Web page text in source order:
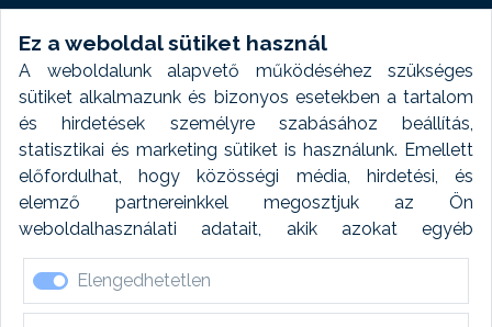
Ez a weboldal sütiket használ
A weboldalunk alapvető működéséhez szükséges
sütiket alkalmazunk és bizonyos esetekben a tartalom
és hirdetések személyre szabásához beállítás,
statisztikai és marketing sütiket is használunk. Emellett
előfordulhat, hogy közösségi média, hirdetési, és
elemző partnereinkkel megosztjuk az Ön
weboldalhasználati adatait, akik azokat egyéb
forrásokból gyűjtött adatokkal kombinálhatják. A sütik
elfogadásával kapcsolatosan naplózást végzünk és
ezen adatokat 6 hónap után automatikusan töröljük. A
Elengedhetetlen
Weboldal modul
Fényképtár extra modul
Autómosó modul
Feladatütemezés